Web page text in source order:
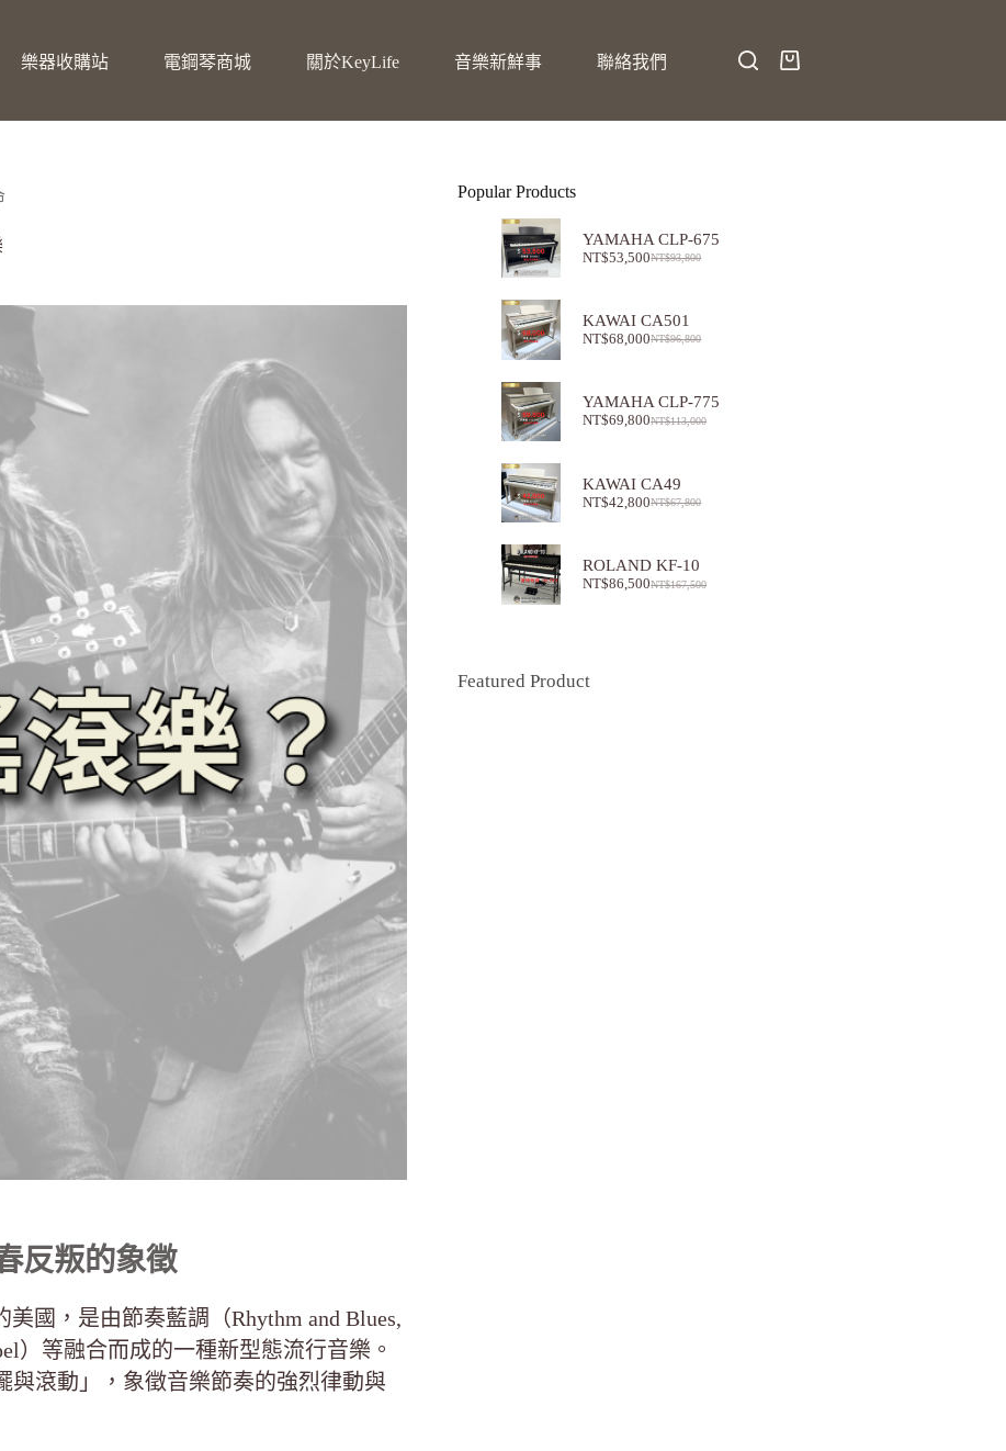
樂器收購站 電鋼琴商城 關於KeyLife 音樂新鮮事 聯絡我們
反叛的象徵
國，是由節奏藍調（Rhythm and Blues,
）等融合而成的一種新型態流行音樂。
與滾動」，象徵音樂節奏的強烈律動與
Popular Products
YAMAHA CLP-675
NT$93,800
NT$53,500
KAWAI CA501
NT$96,800
NT$68,000
YAMAHA CLP-775
NT$113,000
NT$69,800
KAWAI CA49
NT$67,800
NT$42,800
ROLAND KF-10
NT$167,500
NT$86,500
Featured Product